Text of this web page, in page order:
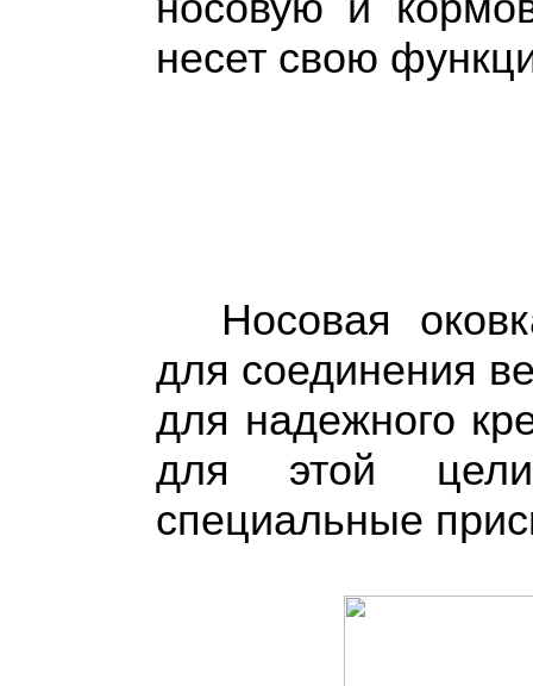
несет свою
Носовая
для соединения
для надежного
для этой
специальные